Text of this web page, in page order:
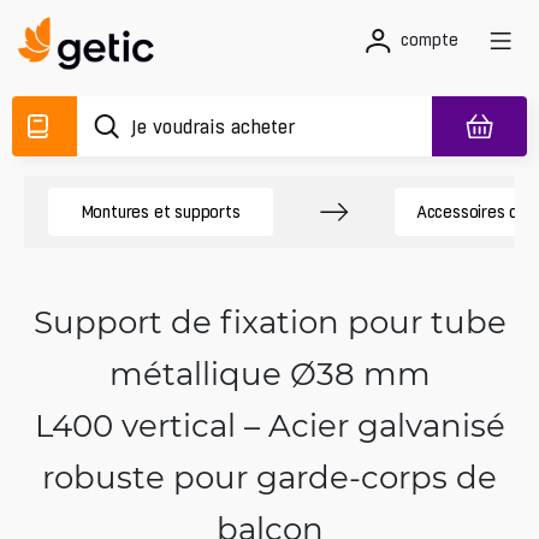
compte
Montures et supports Accessoires de
Support de fixation pour tube
métallique Ø38 mm
L400 vertical – Acier galvanisé
robuste pour garde-corps de
balcon